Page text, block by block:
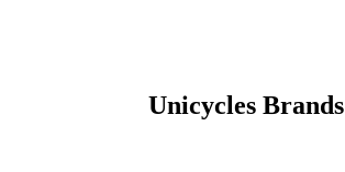
Unicycles Brands